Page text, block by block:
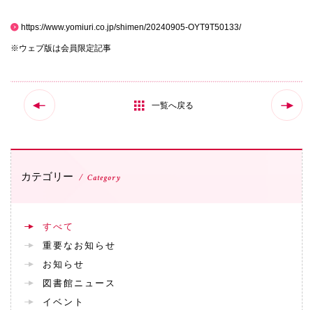
産学連携
入試情報
交通アクセス
072-643-6221
https://www.yomiuri.co.jp/shimen/20240905-OYT9T50133/
※ウェブ版は会員限定記事
一覧へ戻る
カテゴリー Category
すべて
重要なお知らせ
お知らせ
図書館ニュース
イベント